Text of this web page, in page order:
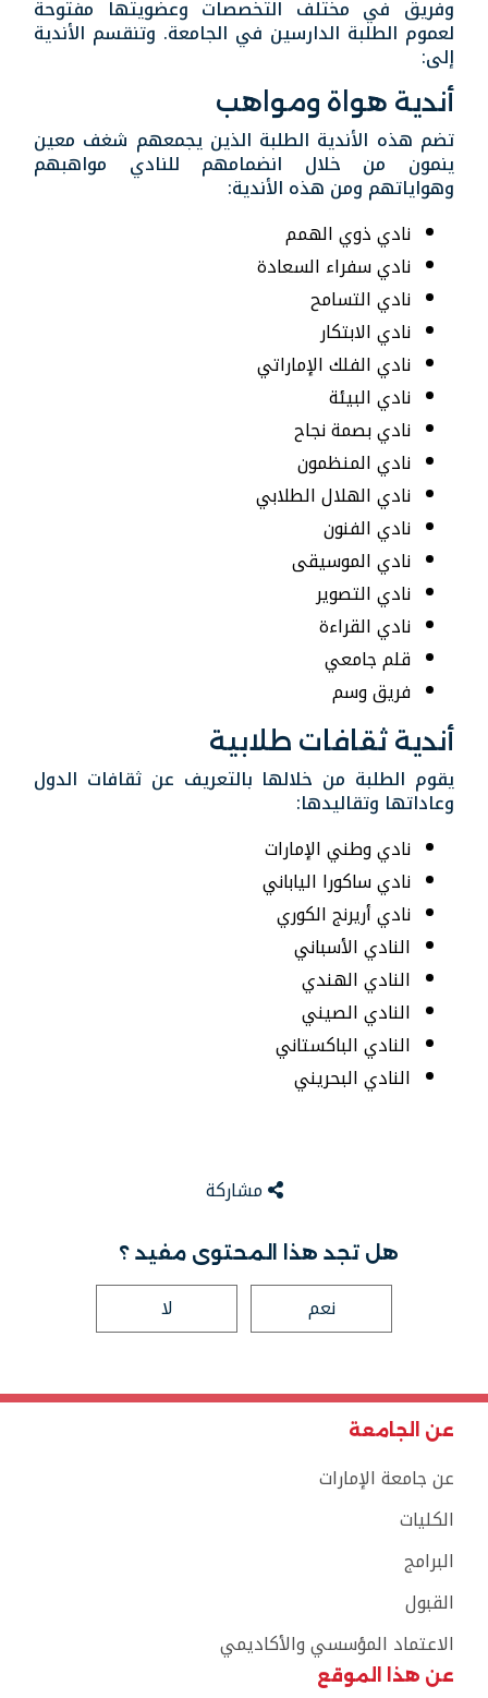
وفريق في مختلف التخصصات وعضويتها مفتوحة
لعموم الطلبة الدارسين في الجامعة. وتنقسم الأندية
إلى:
أندية هواة ومواهب
تضم هذه الأندية الطلبة الذين يجمعهم شغف معين
ينمون من خلال انضمامهم للنادي مواهبهم
وهواياتهم ومن هذه الأندية:
نادي ذوي الهمم
نادي سفراء السعادة
نادي التسامح
نادي الابتكار
نادي الفلك الإماراتي
نادي البيئة
نادي بصمة نجاح
نادي المنظمون
نادي الهلال الطلابي
نادي الفنون
نادي الموسيقى
نادي التصوير
نادي القراءة
قلم جامعي
فريق وسم
أندية ثقافات طلابية
يقوم الطلبة من خلالها بالتعريف عن ثقافات الدول
وعاداتها وتقاليدها:
نادي وطني الإمارات
نادي ساكورا الياباني
نادي أريرنج الكوري
النادي الأسباني
النادي الهندي
النادي الصيني
النادي الباكستاني
النادي البحريني
مشاركة
هل تجد هذا المحتوى مفيد ؟
نعم لا
عن الجامعة
عن جامعة الإمارات
الكليات
البرامج
القبول
الاعتماد المؤسسي والأكاديمي
عن هذا الموقع